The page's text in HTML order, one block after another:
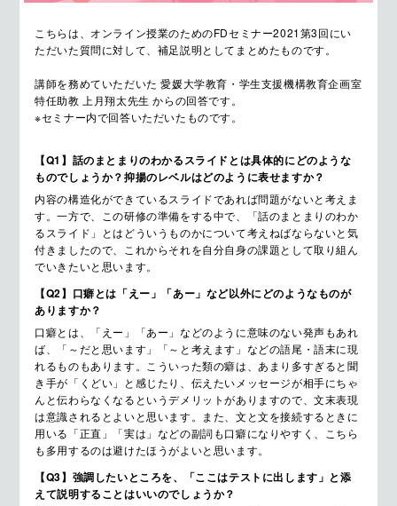
こちらは、オンライン授業のためのFDセミナー2021第3回にい
ただいた質問に対して、補足説明としてまとめたものです。
講師を務めていただいた 愛媛大学教育・学生支援機構教育企画室
特任助教 上月翔太先生 からの回答です。
※セミナー内で回答いただいたものです。
【Q1】話のまとまりのわかるスライドとは具体的にどのような
ものでしょうか？抑揚のレベルはどのように表せますか？
内容の構造化ができているスライドであれば問題がないと考えま
す。一方で、この研修の準備をする中で、「話のまとまりのわか
るスライド」とはどういうものかについて考えねばならないと気
付きましたので、これからそれを自分自身の課題として取り組ん
でいきたいと思います。
【Q2】口癖とは「えー」「あー」など以外にどのようなものが
ありますか？
口癖とは、「えー」「あー」などのように意味のない発声もあれ
ば、「～だと思います」「～と考えます」などの語尾・語末に現
れるものもあります。こういった類の癖は、あまり多すぎると聞
き手が「くどい」と感じたり、伝えたいメッセージが相手にちゃ
んと伝わらなくなるというデメリットがありますので、文末表現
は意識されるとよいと思います。また、文と文を接続するときに
用いる「正直」「実は」などの副詞も口癖になりやすく、こちら
も多用するのは避けたほうがよいと思います。
【Q3】強調したいところを、「ここはテストに出します」と添
えて説明することはいいのでしょうか？